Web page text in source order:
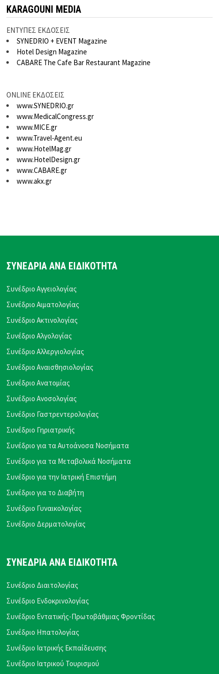
KARAGOUNI MEDIA
ΕΝΤΥΠΕΣ ΕΚΔΟΣΕΙΣ
SYNEDRIO + EVENT Magazine
Hotel Design Magazine
CABARE The Cafe Bar Restaurant Magazine
ONLINE ΕΚΔΟΣΕΙΣ
www.SYNEDRIO.gr
www.MedicalCongress.gr
www.MICE.gr
www.Travel-Agent.eu
www.HotelMag.gr
www.HotelDesign.gr
www.CABARE.gr
www.akx.gr
ΣΥΝΕΔΡΙΑ ΑΝΑ ΕΙΔΙΚΟΤΗΤΑ
Συνέδριο Αγγειολογίας
Συνέδριο Αιματολογίας
Συνέδριο Ακτινολογίας
Συνέδριο Αλγολογίας
Συνέδριο Αλλεργιολογίας
Συνέδριο Αναισθησιολογίας
Συνέδριο Ανατομίας
Συνέδριο Ανοσολογίας
Συνέδριο Γαστρεντερολογίας
Συνέδριο Γηριατρικής
Συνέδριο για τα Αυτοάνοσα Νοσήματα
Συνέδριο για τα Μεταβολικά Νοσήματα
Συνέδριο για την Ιατρική Επιστήμη
Συνέδριο για το Διαβήτη
Συνέδριο Γυναικολογίας
Συνέδριο Δερματολογίας
ΣΥΝΕΔΡΙΑ ΑΝΑ ΕΙΔΙΚΟΤΗΤΑ
Συνέδριο Διαιτολογίας
Συνέδριο Ενδοκρινολογίας
Συνέδριο Εντατικής-Πρωτοβάθμιας Φροντίδας
Συνέδριο Ηπατολογίας
Συνέδριο Ιατρικής Εκπαίδευσης
Συνέδριο Ιατρικού Τουρισμού